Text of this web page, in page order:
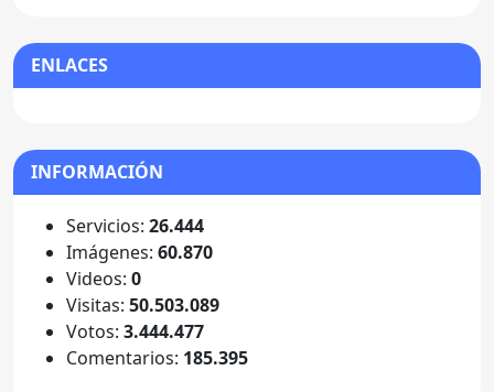
ENLACES
INFORMACIÓN
Servicios: 26.444
Imágenes: 60.870
Videos: 0
Visitas: 50.503.089
Votos: 3.444.477
Comentarios: 185.395